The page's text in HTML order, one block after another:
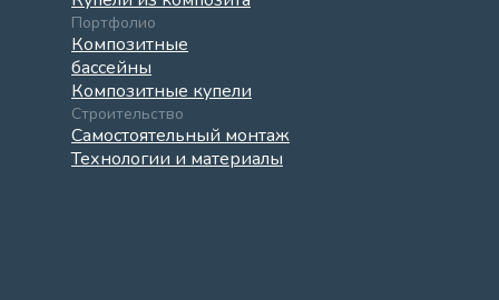
Портфолио
Композитные
бассейны
Композитные купели
Строительство
Самостоятельный монтаж
Технологии и материалы